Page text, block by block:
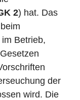
2) hat. Das
Betrieb,
der
wird. Die